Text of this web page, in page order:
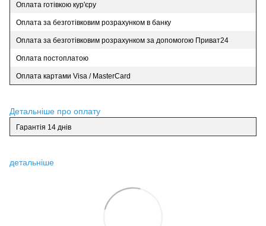
Оплата готівкою кур'єру
Оплата за безготівковим розрахунком в банку
Оплата за безготівковим розрахунком за допомогою Приват24
Оплата постоплатою
Оплата картами Visa / MasterCard
Детальніше про оплату
Гарантія 14 днів
детальніше